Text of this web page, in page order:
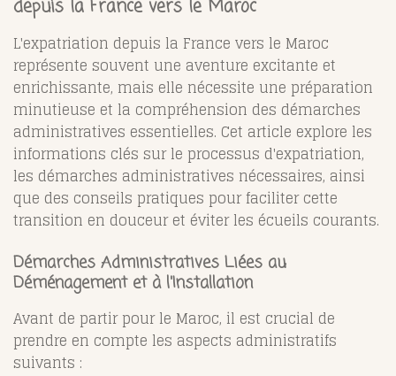
depuis la France vers le Maroc
L'expatriation depuis la France vers le Maroc
représente souvent une aventure excitante et
enrichissante, mais elle nécessite une préparation
minutieuse et la compréhension des démarches
administratives essentielles. Cet article explore les
informations clés sur le processus d'expatriation,
les démarches administratives nécessaires, ainsi
que des conseils pratiques pour faciliter cette
transition en douceur et éviter les écueils courants.
Démarches Administratives Liées au
Déménagement et à l'Installation
Avant de partir pour le Maroc, il est crucial de
prendre en compte les aspects administratifs
suivants :